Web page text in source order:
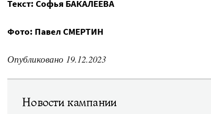
Текст: Софья БАКАЛЕЕВА
Фото: Павел СМЕРТИН
Опубликовано 19.12.2023
Новости кампании